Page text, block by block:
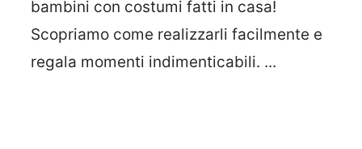
bambini con costumi fatti in casa!
Scopriamo come realizzarli facilmente e
regala momenti indimenticabili. ...